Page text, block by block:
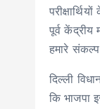
पूर्व
हमारे
दिल्ली
कि भाजपा